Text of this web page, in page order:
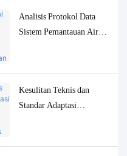
Analisis Protokol Data
Sistem Pemantauan Air:
Debugging
Kesulitan Teknis dan
Standar Adaptasi
Air Konsentrasi Rendah